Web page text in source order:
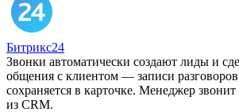
Битрикс24
Звонки автоматически создают лиды и
общения с клиентом — записи
сохраняется в карточке. Менеджер
из CRM.